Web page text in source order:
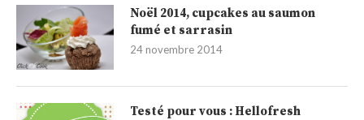
Noël 2014, cupcakes au saumon
fumé et sarrasin
24 novembre 2014
Testé pour vous : Hellofresh